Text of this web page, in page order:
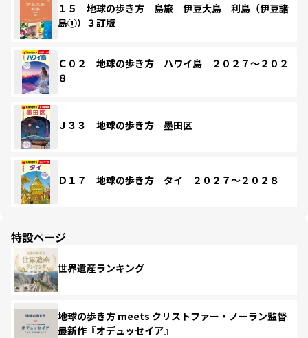
１５ 地球の歩き方 島旅 伊豆大島 利島（伊豆諸
島①）３訂版
Ｃ０２ 地球の歩き方 ハワイ島 ２０２７～２０２
８
Ｊ３３ 地球の歩き方 墨田区
Ｄ１７ 地球の歩き方 タイ ２０２７～２０２８
特設ページ
世界遺産ランキング
地球の歩き方 meets クリストファー・ノーラン監督
最新作『オデュッセイア』